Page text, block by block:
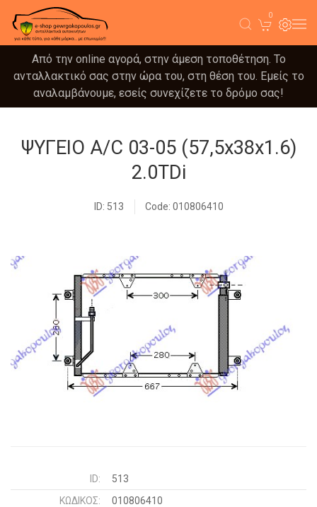
0
Από την online αγορά, στην άμεση τοποθέτηση. Το
ανταλλακτικό σας στην ώρα του, στη θέση του. Εμείς το
αναλαμβάνουμε, εσείς συνεχίζετε το δρόμο σας!
ΨΥΓΕΙΟ A/C 03-05 (57,5x38x1.6)
2.0TDi
ID: 513 Code: 010806410
ID:
513
ΚΩΔΙΚΌΣ:
010806410